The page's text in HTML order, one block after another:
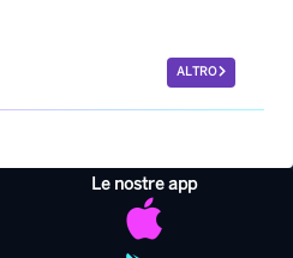
ALTRO
Le nostre app